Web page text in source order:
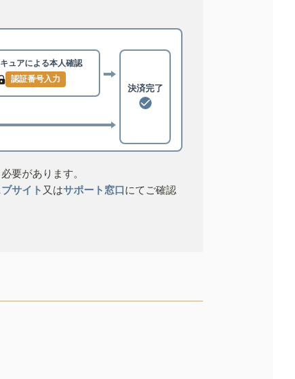
ュアによる本人確認
認証番号入力
決済完了
要があります。
サイト 又はサポート窓口にてご確認